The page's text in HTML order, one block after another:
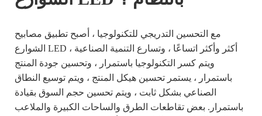
مع التحسين التدريجي للتكنولوجيا ، أصبح تطبيق مصابيح
الشوارع LED أكثر وأكثر اتساعًا ، وتسارع التنمية الصناعية ،
ويتم كسر التكنولوجيا باستمرار ، وتحسين جودة المنتج
باستمرار ، يستمر تحسين هيكل المنتج ، ويتم توسيع النطاق
الصناعي بشكل ثابت ، ويتم تحسين حجم السوق بقيادة
باستمرار. بعض تقاطعات الطرق والساحات الكبيرة والملاعب